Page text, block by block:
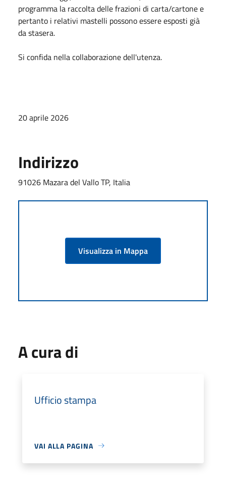
programma la raccolta delle frazioni di carta/cartone e
pertanto i relativi mastelli possono essere esposti già
da stasera.
Si confida nella collaborazione dell'utenza.
20 aprile 2026
Indirizzo
91026 Mazara del Vallo TP, Italia
Visualizza in Mappa
A cura di
Ufficio stampa
VAI ALLA PAGINA